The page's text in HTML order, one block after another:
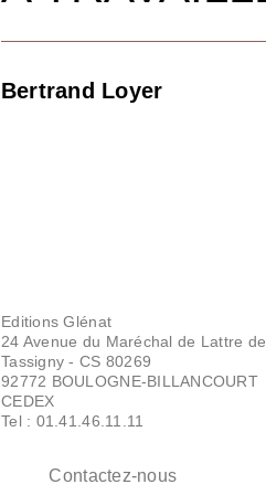
Bertrand Loyer
Editions Glénat
24 Avenue du Maréchal de Lattre de
Tassigny - CS 80269
92772 BOULOGNE-BILLANCOURT
CEDEX
Tel : 01.41.46.11.11
Contactez-nous